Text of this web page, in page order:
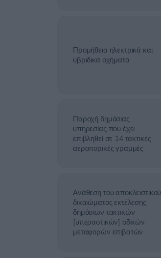
Προμήθεια ηλεκτρικά και
υβριδικά οχήματα
Παροχή δημόσιας
υπηρεσίας που έχει
επιβληθεί σε 14 τακτικές
αεροπορικές γραμμές
Ανάθεση του αποκλειστικού
δικαιώματος εκτέλεσης
δημόσιων τακτικών
[υπεραστικών] οδικών
μεταφορών επιβατών